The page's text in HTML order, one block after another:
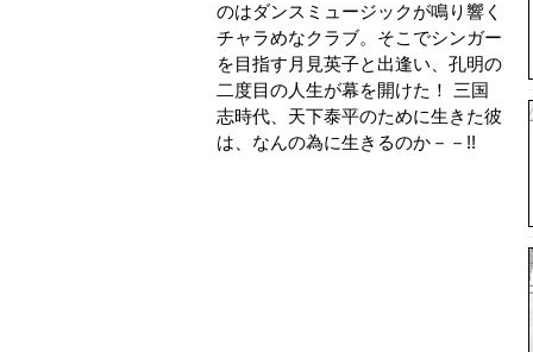
のはダンスミュージックが鳴り響く
チャラめなクラブ。そこでシンガー
を目指す月見英子と出逢い、孔明の
二度目の人生が幕を開けた！ 三国
志時代、天下泰平のために生きた彼
は、なんの為に生きるのか－－!!